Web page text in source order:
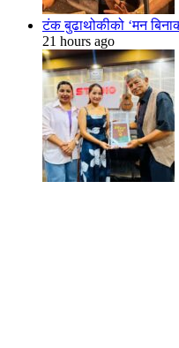
टंक बुढाथोकीको ‘मन
21 hours ago